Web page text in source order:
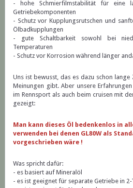
- hohe Schmierfilmstabilität für eine
Getriebekomponenten
- Schutz vor Kupplungsrutschen und
Ölbadkupplungen
- gute Schaltbarkeit sowohl bei
Temperaturen
- Schutz vor Korrosion während länger
Uns ist bewusst, das es dazu schon lange
Meinungen gibt. Aber unsere
im Rennsport als auch beim cruisen mit
gezeigt:
Man kann dieses Öl bedenkenlos in
verwenden bei denen GL80W als
vorgeschrieben wäre !
Was spricht dafür:
- es basiert auf Mineralöl
- es ist geeignet für separate Getriebe in